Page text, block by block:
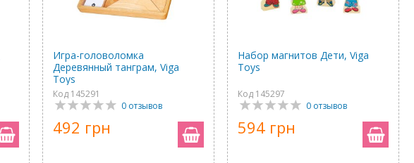
Игра-головоломка
Деревянный танграм, Viga
Toys
Код 145291
0 отзывов
492 грн
Набор магнитов Дети, Viga
Toys
Код 145297
0 отзывов
594 грн